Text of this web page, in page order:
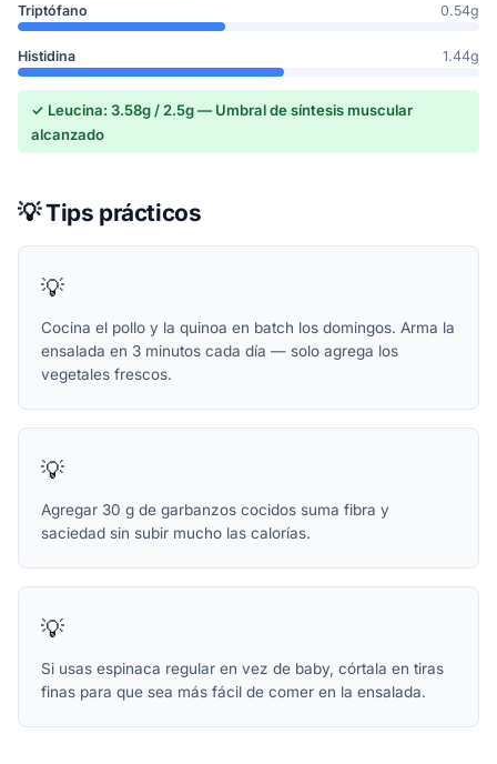
Triptófano 0.54g
Histidina 1.44g
✓ Leucina: 3.58g / 2.5g — Umbral de síntesis muscular
alcanzado
💡 Tips prácticos
💡
Cocina el pollo y la quinoa en batch los domingos. Arma la
ensalada en 3 minutos cada día — solo agrega los
vegetales frescos.
💡
Agregar 30 g de garbanzos cocidos suma fibra y
saciedad sin subir mucho las calorías.
💡
Si usas espinaca regular en vez de baby, córtala en tiras
finas para que sea más fácil de comer en la ensalada.